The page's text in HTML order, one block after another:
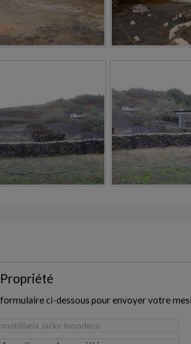
ci-dessous pour envoyer votre